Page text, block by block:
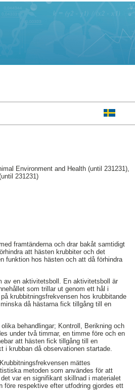
Environment and Health (until 231231),
231231)
framtänderna och drar bakåt samtidigt
att hästen krubbiter och det
funktion hos hästen och att då förhindra
av en aktivitetsboll. En aktivitetsboll är
som trillar ut genom ett hål i
krubbitningsfrekvensen hos krubbitande
då hästarna fick tillgång till en
behandlingar; Kontroll, Berikning och
under två timmar, en timme före och en
att hästen fick tillgång till en
krubban då observationen startade.
mättes
metoden som användes för att
var en signifikant skillnad i materialet
före respektive efter utfodring gjordes ett